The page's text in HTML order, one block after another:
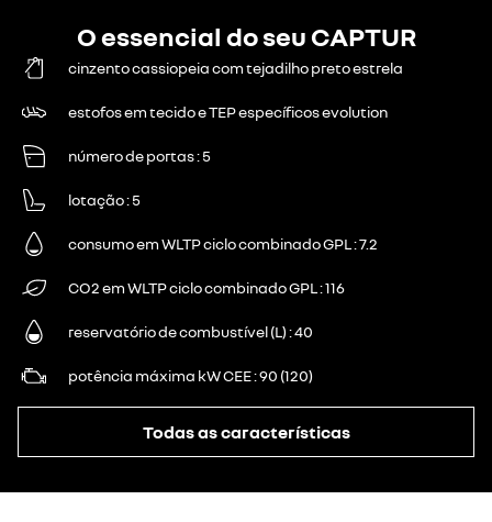
O essencial do seu CAPTUR
cinzento cassiopeia com tejadilho preto estrela
estofos em tecido e TEP específicos evolution
número de portas 5
lotação 5
consumo em WLTP ciclo combinado GPL 7.2
CO2 em WLTP ciclo combinado GPL 116
reservatório de combustível (L) 40
potência máxima kW CEE 90 (120)
Todas as características